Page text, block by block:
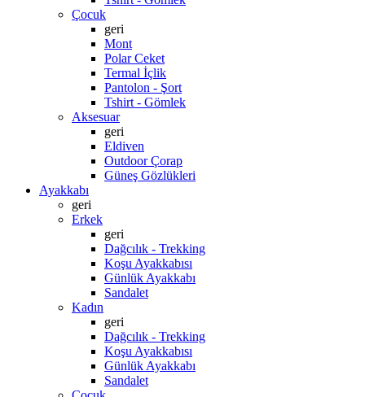
Çocuk
geri
Mont
Polar Ceket
Termal İçlik
Pantolon - Şort
Tshirt - Gömlek
Aksesuar
geri
Eldiven
Outdoor Çorap
Güneş Gözlükleri
Ayakkabı
geri
Erkek
geri
Dağcılık - Trekking
Koşu Ayakkabısı
Günlük Ayakkabı
Sandalet
Kadın
geri
Dağcılık - Trekking
Koşu Ayakkabısı
Günlük Ayakkabı
Sandalet